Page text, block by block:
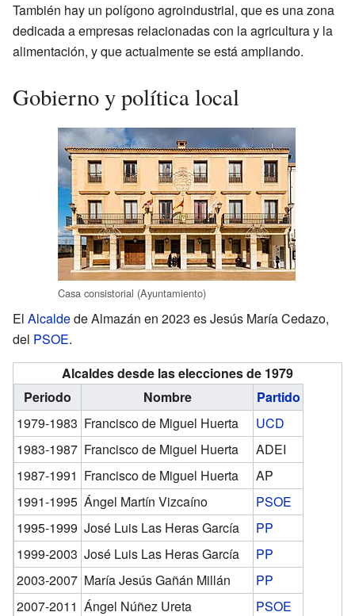
También hay un polígono agroindustrial, que es una zona
dedicada a empresas relacionadas con la agricultura y la
alimentación, y que actualmente se está ampliando.
Gobierno y política local
Casa consistorial (Ayuntamiento)
El Alcaldede Almazán en 2023 es Jesús María Cedazo,
del PSOE.
Alcaldes desde las elecciones de 1979
Periodo
Nombre
Partido
1979-1983 Francisco de Miguel Huerta
UCD
1983-1987 Francisco de Miguel Huerta
ADEI
1987-1991 Francisco de Miguel Huerta
AP
1991-1995 Ángel Martín Vizcaíno
PSOE
1995-1999 José Luis Las Heras García
PP
1999-2003 José Luis Las Heras García
PP
2003-2007 María Jesús Gañán Millán
PP
2007-2011 Ángel Núñez Ureta
PSOE